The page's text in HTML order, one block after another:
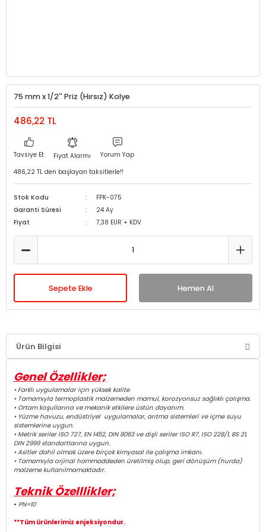
75 mm x 1/2'' Priz (Hırsız) Kolye
486,22 TL
Tavsiye Et Fiyat Alarmı
Yorum Yap
486,22 TL den başlayan taksitlerle!!
Stok Kodu
FPK-075
Garanti Süresi
24 Ay
Fiyat
7,38 EUR + KDV
Sepete Ekle Hemen Al
Ürün Bilgisi
Genel Özellikler;
• Farklı uygulamalar için yüksek kalite
• Tamamıyla termoplastik malzemeden mamul, korozyonsuz sağlıklı çalışma.
• Ortam koşullarına ve mekanik etkilere üstün dayanım.
• Yüzme havuzu, endüstriyel uygulamalar, arıtma sistemleri ve içme suyu
sistemlerine uygun.
• Metrik seriler ISO 727, EN 1452, DIN 8063 ve dişli seriler ISO R7, ISO 228/1, BS 21,
DIN 2999 standartlarına uygun.
• Asitler dahil olmak üzere birçok kimyasal ile çalışma imkanı.
• Tamamıyla orjinal hammaddeden üretilmiş olup, geri dönüşüm (hurda)
malzeme kullanılmamaktadır.
Teknik Özelllikler;
• PN=10
**Tüm ürünlerimiz enjeksiyondur.